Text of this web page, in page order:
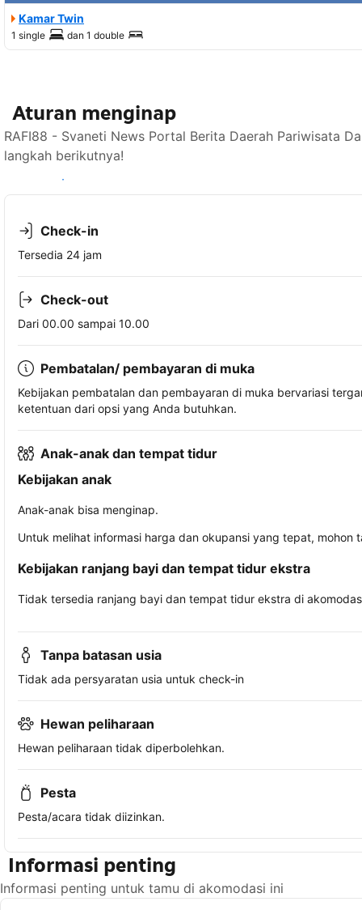
Kamar Twin
1 single dan 1 double
Aturan menginap
RAFI88 - Svaneti News Portal Berita Daerah Pariwisata
langkah berikutnya!
Lihat ketersediaan
Check-in
Tersedia 24 jam
Check-out
Dari 00.00 sampai 10.00
Pembatalan/ pembayaran di muka
Kebijakan pembatalan dan pembayaran di muka bervariasi
ketentuan dari opsi yang Anda butuhkan.
Anak-anak dan tempat tidur
Kebijakan anak
Anak-anak bisa menginap.
Untuk melihat informasi harga dan okupansi yang tepat,
Kebijakan ranjang bayi dan tempat tidur ekstra
Tidak tersedia ranjang bayi dan tempat tidur ekstra di
Tanpa batasan usia
Tidak ada persyaratan usia untuk check-in
Hewan peliharaan
Hewan peliharaan tidak diperbolehkan.
Pesta
Pesta/acara tidak diizinkan.
Informasi penting
Informasi penting untuk tamu di akomodasi ini